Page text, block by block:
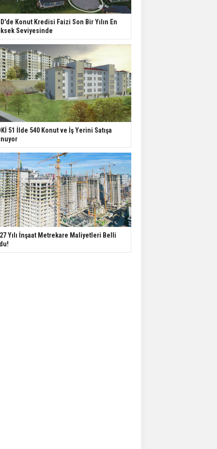
Konut Kredisi Faizi Son Bir Yılın En
Seviyesinde
51 İlde 540 Konut ve İş Yerini Satışa
Yılı İnşaat Metrekare Maliyetleri Belli